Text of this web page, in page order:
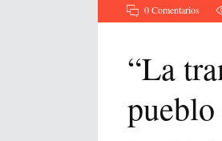
0 Comentarios
“La